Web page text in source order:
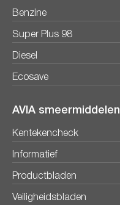
Benzine
Super Plus 98
Diesel
Ecosave
AVIA smeermiddelen
Kentekencheck
Informatief
Productbladen
Veiligheidsbladen